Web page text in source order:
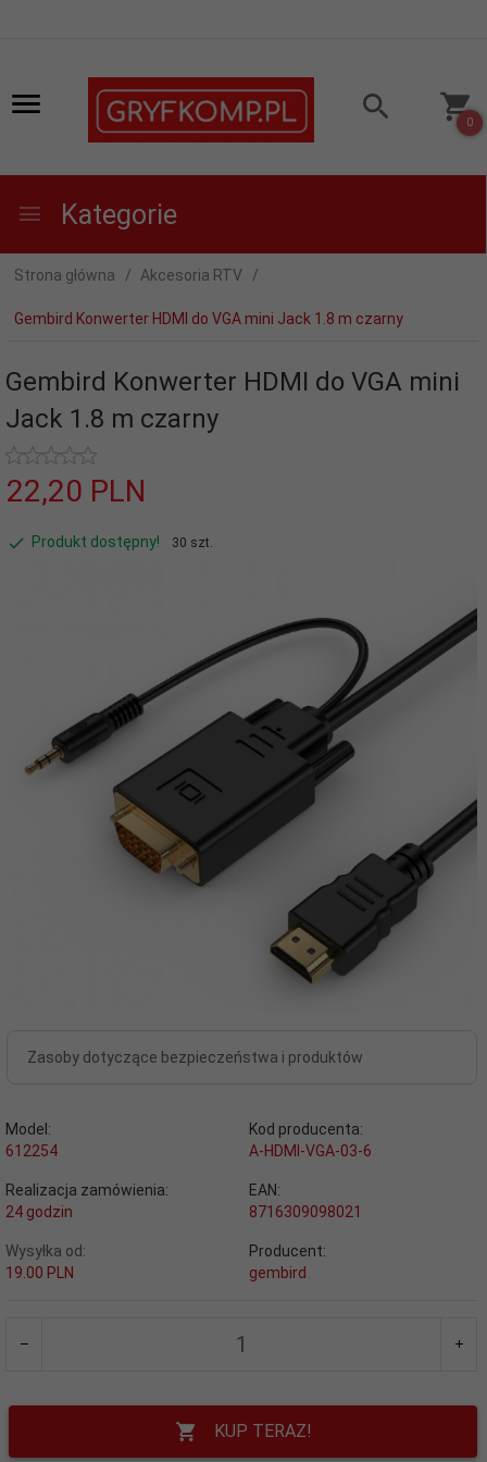
0
Kategorie
Strona główna Akcesoria RTV
Gembird Konwerter HDMI do VGA mini Jack 1.8 m czarny
Gembird Konwerter HDMI do VGA mini
Jack 1.8 m czarny
22,20 PLN
Produkt dostępny! 30 szt.
Zasoby dotyczące bezpieczeństwa i produktów
Model:
612254
Kod producenta:
A-HDMI-VGA-03-6
Realizacja zamówienia:
24 godzin
EAN:
8716309098021
Wysyłka od:
19.00 PLN
Producent:
gembird
KUP TERAZ!